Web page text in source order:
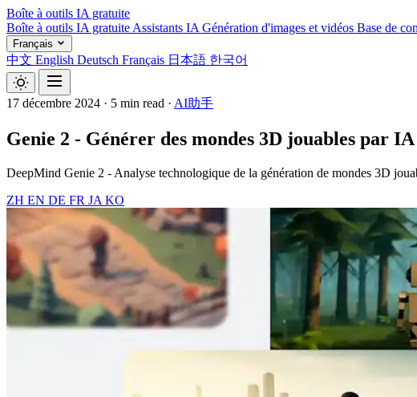
Boîte à outils IA gratuite
Boîte à outils IA gratuite Assistants IA Génération d'images et vidéos Base de
Français
中文 English Deutsch Français 日本語 한국어
17 décembre 2024 · 5 min read · AI助手
Genie 2 - Générer des mondes 3D jouables par IA
DeepMind Genie 2 - Analyse technologique de la génération de mondes 3D
ZH EN DE FR JA KO